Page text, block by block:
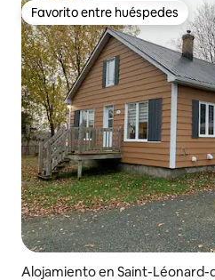
Favorito entre huéspedes
Favorito entre huéspedes
Alojamiento en Saint-Léonard-